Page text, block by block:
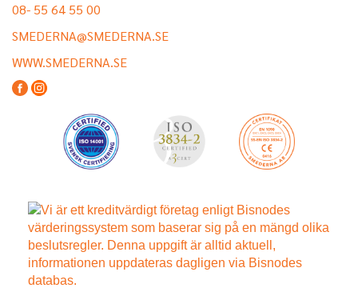
08- 55 64 55 00
SMEDERNA@SMEDERNA.SE
WWW.SMEDERNA.SE